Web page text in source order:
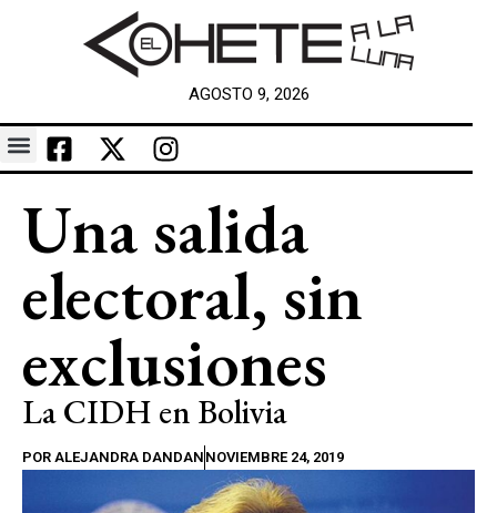
AGOSTO 9, 2026
Una salida
electoral, sin
exclusiones
La CIDH en Bolivia
POR ALEJANDRA DANDAN NOVIEMBRE 24, 2019